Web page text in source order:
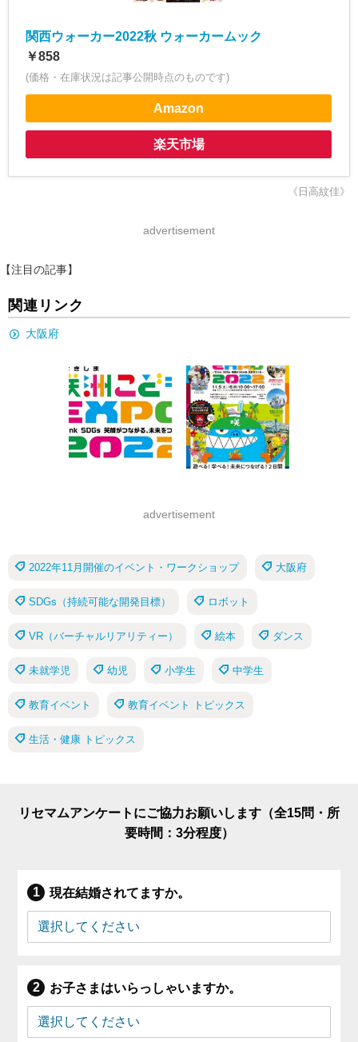
関西ウォーカー2022秋 ウォーカームック
￥858
(価格・在庫状況は記事公開時点のものです)
Amazon
楽天市場
《日高紋佳》
advertisement
【注目の記事】
関連リンク
大阪府
advertisement
2022年11月開催のイベント・ワークショップ 大阪府
SDGs（持続可能な開発目標） ロボット
VR（バーチャルリアリティー） 絵本 ダンス
未就学児 幼児 小学生 中学生
教育イベント 教育イベント トピックス
生活・健康 トピックス
リセマムアンケートにご協力お願いします（全15問・所
要時間：3分程度）
現在結婚されてますか。
お子さまはいらっしゃいますか。